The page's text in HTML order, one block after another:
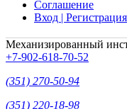
Соглашение
Вход | Регистрация
Механизированный
+7-902-618-70-52
(351) 270-50-94
(351) 220-18-98